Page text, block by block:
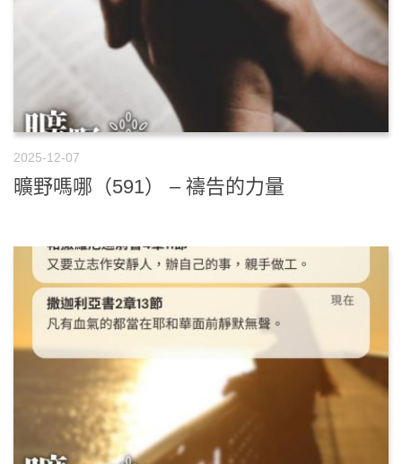
2025-12-07
曠野嗎哪（591） – 禱告的力量